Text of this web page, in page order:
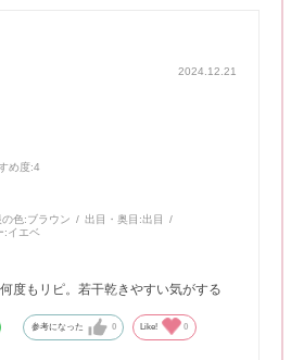
2024.12.21
め度:4
の色:ブラウン 出目・奥目:出目
:イエベ
度もリピ。若干乾きやすい気がする
参考になった 0 Like! 0